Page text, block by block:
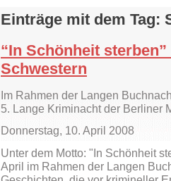
Einträge mit dem Tag:
“In Schönheit
Schwestern
Im Rahmen der Langen
5. Lange Kriminacht der Berliner
Donnerstag, 10. April 2008
Unter dem Motto: "In Schönheit
April im Rahmen der Langen